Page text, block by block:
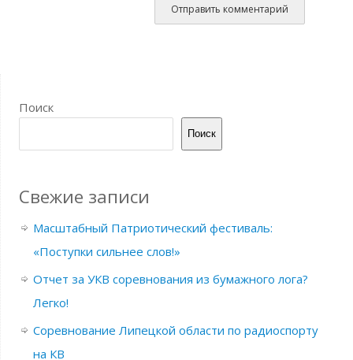
Поиск
Поиск
Свежие записи
Масштабный Патриотический фестиваль:
«Поступки сильнее слов!»
Отчет за УКВ соревнования из бумажного лога?
Легко!
Соревнование Липецкой области по радиоспорту
на КВ